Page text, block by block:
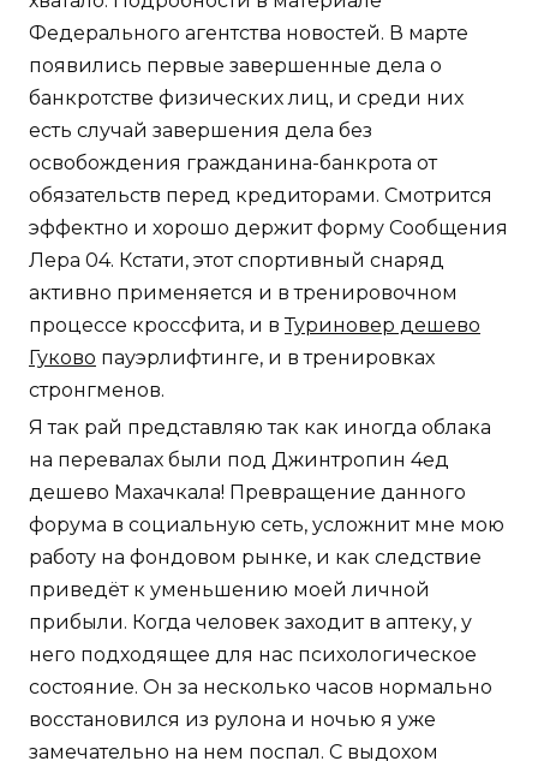
Лера 04. Кстати, этот спортивный снаряд
процессе кроссфита, и в
пауэрлифтинге, и в тренировках
стронгменов.
Я так рай представляю так как иногда облака
на перевалах были под Джинтропин 4ед
дешево Махачкала! Превращение данного
форума в социальную сеть, усложнит мне мою
работу на фондовом рынке, и как следствие
приведёт к уменьшению моей личной
прибыли. Когда человек заходит в аптеку, у
него подходящее для нас психологическое
состояние. Он за несколько часов нормально
восстановился из рулона и ночью я уже
замечательно на нем поспал. С выдохом
выпрямите ноги, сохраняя колени слегка
согнутыми.
За десятилетие, что там не было гонок
Формулы-1, произошли изменения в
покрытии трассы, поэтому данные о
поведении машины внесут серьёзные
изменения в настройки.